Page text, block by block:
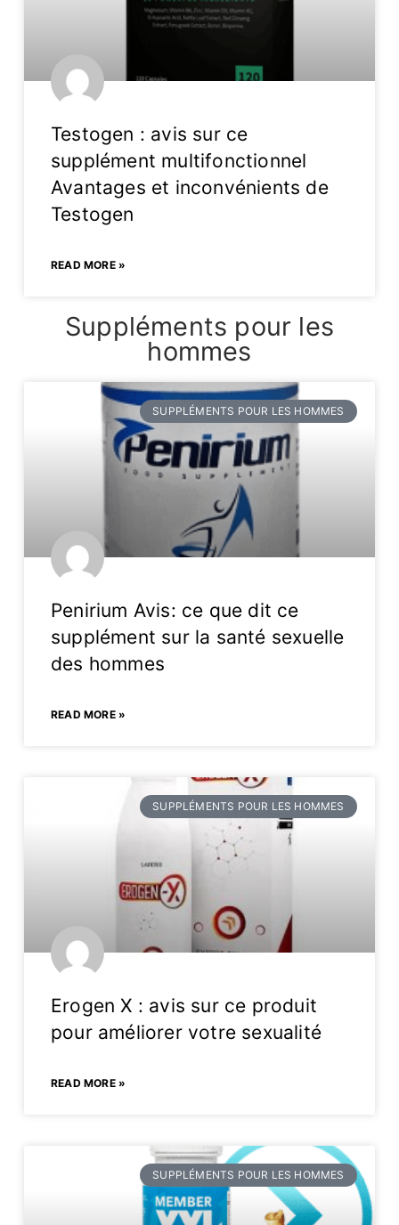
Testogen : avis sur ce
supplément multifonctionnel
Avantages et inconvénients de
Testogen
READ MORE »
Suppléments pour les
hommes
SUPPLÉMENTS POUR LES HOMMES
Penirium Avis: ce que dit ce
supplément sur la santé sexuelle
des hommes
READ MORE »
SUPPLÉMENTS POUR LES HOMMES
Erogen X : avis sur ce produit
pour améliorer votre sexualité
READ MORE »
SUPPLÉMENTS POUR LES HOMMES